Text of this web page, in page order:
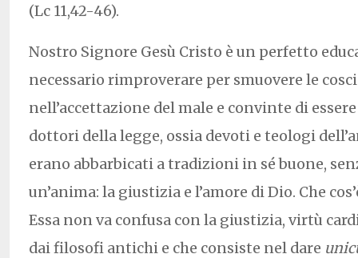
(Lc 11,42-46).
Nostro Signore Gesù Cristo è un perfetto
necessario rimproverare per smuovere le
nell’accettazione del male e convinte di
dottori della legge, ossia devoti e teologi
erano abbarbicati a tradizioni in sé buone,
un’anima: la giustizia e l’amore di Dio. Che
Essa non va confusa con la giustizia, virtù
dai filosofi antichi e che consiste nel dare